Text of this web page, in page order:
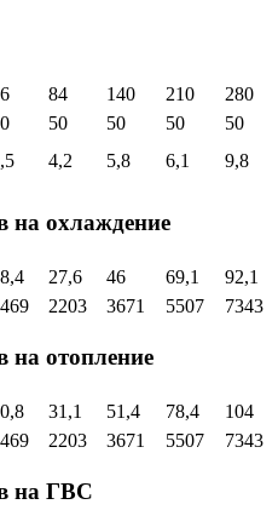
84 140 210
280
50 50 50
50
4,2 5,8 6,1 9,8
на охлаждение
27,6 46 69,1
92,1
2203 3671 5507 7343
на отопление
31,1 51,4 78,4
104
2203 3671 5507 7343
на ГВС